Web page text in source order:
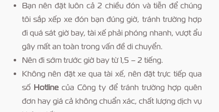
Bạn nên đặt luôn cả 2 chiều đón và tiễn để chúng
tôi sắp xếp xe đón bạn đúng giờ, tránh trường hợp
đi quá sát giờ bay, tài xế phải phóng nhanh, vượt ẩu
gây mất an toàn trong vấn đề di chuyển.
Nên đi sớm trước giờ bay từ 1,5 – 2 tiếng.
Không nên đặt xe qua tài xế, nên đặt trực tiếp qua
số Hotline của Công ty để tránh trường hợp quên
đơn hay giá cả không chuẩn xác, chất lượng dịch vụ